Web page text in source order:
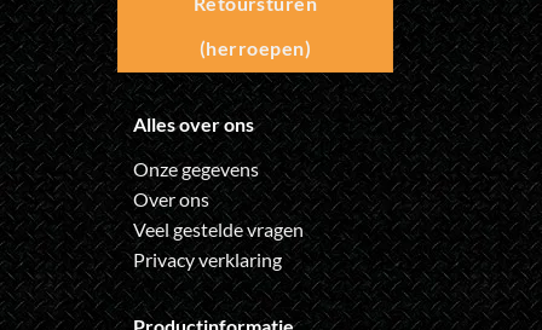
(herroepen)
Alles over ons
Onze gegevens
Over ons
Veel gestelde vragen
Privacy verklaring